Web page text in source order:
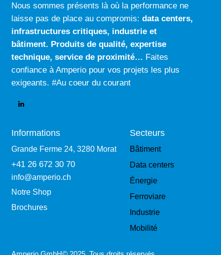
Nous sommes présents là où la performance ne
laisse pas de place au compromis:data centers,
infrastructures critiques, industrie et
bâtiment. Produits de qualité,expertise
technique,service de proximité… Faites
confiance à Amperio pour vos projets les plus
exigeants. #Au coeur du courant
Informations
Grande Ferme 24, 3280 Morat
+41 26 672 30 70
info@amperio.ch
Notre Shop
Brochures
Secteurs
Bâtiment
Data centers
Énergie
Ferroviare
Industrie
Mobilité